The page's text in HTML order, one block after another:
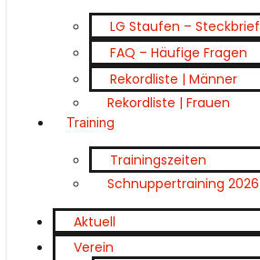
LG Staufen – Steckbrief
FAQ – Häufige Fragen
Rekordliste | Männer
Rekordliste | Frauen
Training
Trainingszeiten
Schnuppertraining 2026
Aktuell
Verein